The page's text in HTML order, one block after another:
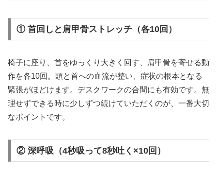
① 首回しと肩甲骨ストレッチ（各10回）
椅子に座り、首をゆっくり大きく回す、肩甲骨を寄せる動
作を各10回。頭と首への血流が整い、症状の根本となる
緊張がほどけます。デスクワークの合間にも有効です。無
理せずできる時に少しずつ続けていただくのが、一番大切
なポイントです。
② 深呼吸（4秒吸って8秒吐く×10回）